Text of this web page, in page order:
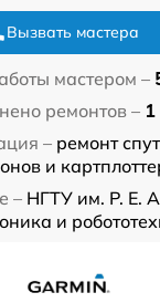
Вызвать мастера
мастером –
ремонтов –
– ремонт
и
– НГТУ им. Р. Е.
и